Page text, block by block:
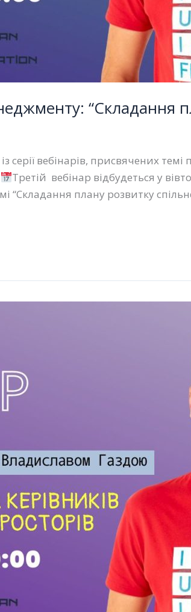
“Складання
серії вебінарів, присвячених
Третій вебінар відбудеться у
“Складання плану розвитку